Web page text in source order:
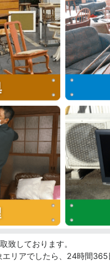
致しております。
リアでしたら、24時間365